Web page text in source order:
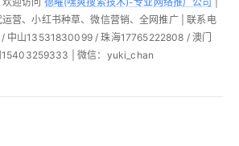
营、小红书种草、微信营销、全网推广 | 联系电
中山13531830099 / 珠海17765222808 / 澳门
| 微信：yuki_chan